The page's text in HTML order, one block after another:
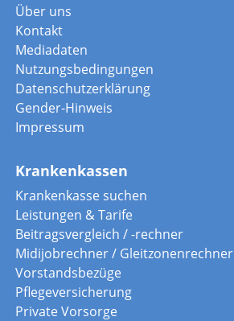
Über uns
Kontakt
Mediadaten
Nutzungsbedingungen
Datenschutzerklärung
Gender-Hinweis
Impressum
Krankenkassen
Krankenkasse suchen
Leistungen & Tarife
Beitragsvergleich / -rechner
Midijobrechner / Gleitzonenrechner
Vorstandsbezüge
Pflegeversicherung
Private Vorsorge